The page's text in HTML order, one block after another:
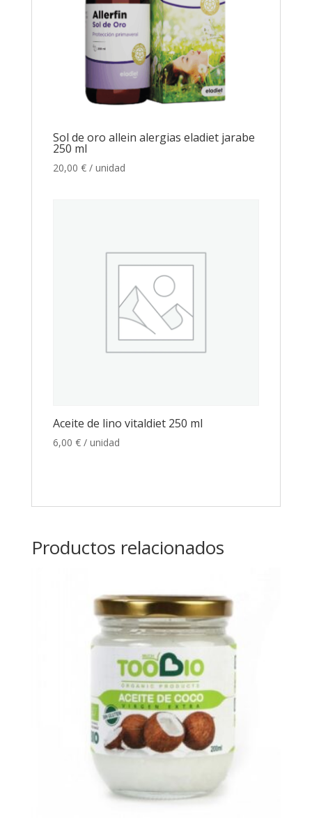
Sol de oro allein alergias eladiet jarabe
250 ml
20,00 € / unidad
Aceite de lino vitaldiet 250 ml
6,00 € / unidad
Productos relacionados